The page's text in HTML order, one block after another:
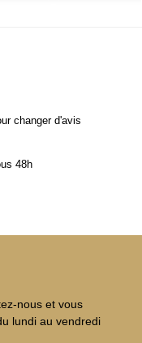
changer d'avis
48h
nous et vous
lundi au vendredi